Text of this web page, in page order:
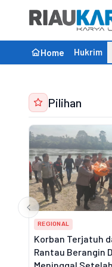
Home Hukrim
Pilihan
REGIONAL
Korban Terjatuh
Rantau Berangin